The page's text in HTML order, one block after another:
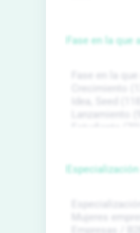
Fase en la que